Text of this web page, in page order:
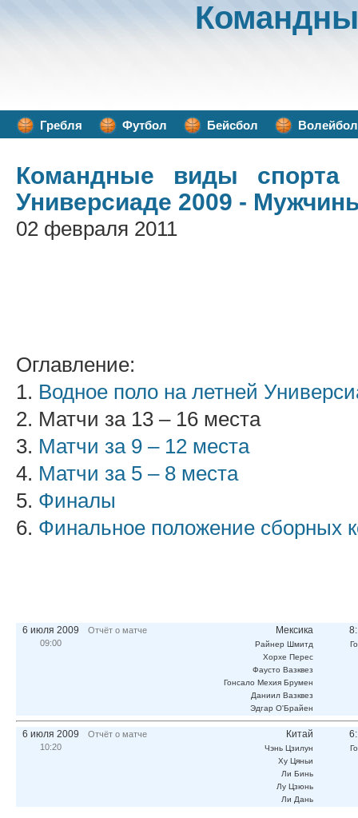
Гребля Футбол Бейсбол Волейбол
Командные виды спорта
Универсиаде 2009 -
02 февраля 2011
Оглавление:
1. Водное поло на летней
2. Матчи за 13 – 16 места
3. Матчи за 9 – 12 места
4. Матчи за 5 – 8 места
5. Финалы
6. Финальное положение сборных
6 июля 2009
09:00
Отчёт о матче Мексика
Райнер Шмитд
Хорхе Перес
Фаусто Вазквез
Гонсало Мехия Брумен
Даниил Вазквез
Эдгар О'Брайен
6 июля 2009
10:20
Отчёт о матче Китай
Чэнь Цзилун
Ху Цяньи
Ли Бинь
Лу Цзюнь
Ли Дань